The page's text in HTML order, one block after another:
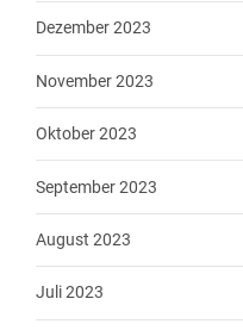
Dezember 2023
November 2023
Oktober 2023
September 2023
August 2023
Juli 2023